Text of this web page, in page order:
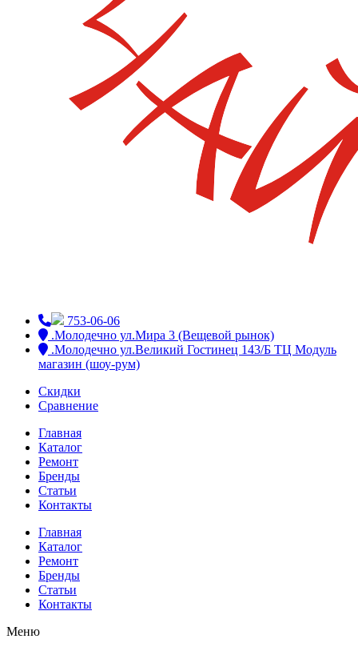
753-06-06
.Молодечно ул.Мира 3 (Вещевой рынок)
.Молодечно ул.Великий Гостинец 143/Б ТЦ Модуль
магазин (шоу-рум)
Скидки
Сравнение
Главная
Каталог
Ремонт
Бренды
Статьи
Контакты
Главная
Каталог
Ремонт
Бренды
Статьи
Контакты
Меню